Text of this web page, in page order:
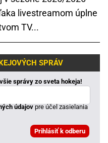
livestreamom úplne
TV...
SPRÁV
správy zo sveta hokeja!
údajovpre účel zasielania